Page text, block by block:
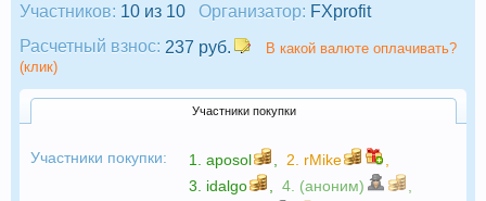
Участников: 10 из 10 Организатор: FXprofit
Расчетный взнос: 237 руб.
В какой валюте оплачивать?
(клик)
Участники покупки
Участники покупки: 1. aposol 2. rMike
3. idalgo 4. (аноним)